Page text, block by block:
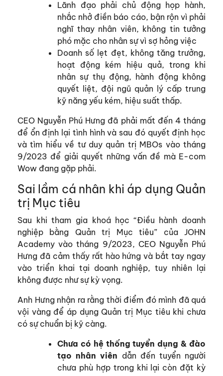
Lãnh đạo phải chủ động họp hành,
nhắc nhở điền báo cáo, bận rộn vì phải
nghĩ thay nhân viên, không tin tưởng
phó mặc cho nhân sự vì sợ hỏng việc
Doanh số lẹt đẹt, không tăng trưởng,
hoạt động kém hiệu quả, trong khi
nhân sự thụ động, hành động không
quyết liệt, đội ngũ quản lý cấp trung
kỹ năng yếu kém, hiệu suất thấp.
CEO Nguyễn Phú Hưng đã phải mất đến 4 tháng
để ổn định lại tình hình và sau đó quyết định học
và tìm hiểu về tư duy quản trị MBOs vào tháng
9/2023 để giải quyết những vấn đề mà E-com
Wow đang gặp phải.
Sai lầm cá nhân khi áp dụng Quản
trị Mục tiêu
Sau khi tham gia khoá học “Điều hành doanh
nghiệp bằng Quản trị Mục tiêu” của JOHN
Academy vào tháng 9/2023, CEO Nguyễn Phú
Hưng đã cảm thấy rất hào hứng và bắt tay ngay
vào triển khai tại doanh nghiệp, tuy nhiên lại
không được như sự kỳ vọng.
Anh Hưng nhận ra rằng thời điểm đó mình đã quá
vội vàng để áp dụng Quản trị Mục tiêu khi chưa
có sự chuẩn bị kỹ càng.
Chưa có hệ thống tuyển dụng & đào
tạo nhân viên dẫn đến tuyển người
chưa phù hợp trong khi lại còn đặt kỳ